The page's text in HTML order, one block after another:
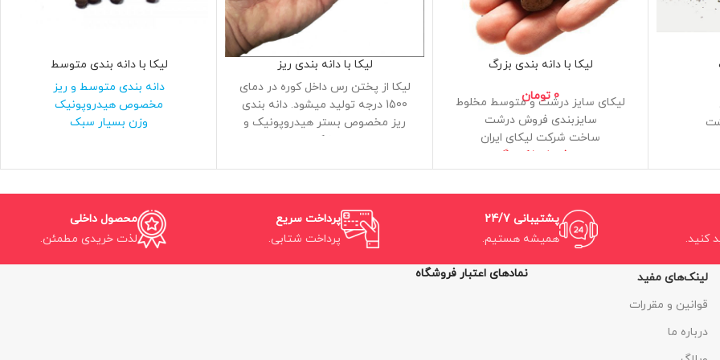
لیکا با دانه بندی بزرگ
0 تومان
لیکای سایز درشت و متوسط مخلوط
سایزبندی فروش درشت
ساخت شرکت لیکای ایران
وزن فروش 1 کیلوگرم
لیکا با دانه بندی ریز
لیکا از پختن رس داخل کوره در دمای
1500 درجه تولید میشود. دانه بندی
ریز مخصوص بستر هیدروپونیک و
خاک
لیکا با دانه بندی متوسط
دانه بندی متوسط و ریز
مخصوص هیدروپونیک
وزن بسیار سبک
محصول داخلی
لذت خریدی مطمئن.
پرداخت سریع
پرداخت شتابی.
پشتیبانی 24/7
همیشه هستیم.
کنید.
لینک‌های مفید
قوانین و مقررات
درباره ما
نمادهای اعتبار فروشگاه